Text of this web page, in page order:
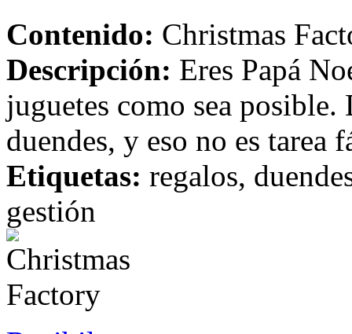
Contenido: Christmas
Descripción: Eres Papá
juguetes como sea posible.
duendes, y eso no es tarea
Etiquetas: regalos,
gestión